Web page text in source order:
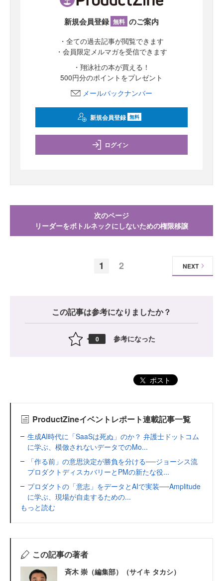
新規会員登録 無料 のご案内
・全ての過去記事が閲覧できます
・会員限定メルマガを受信できます
・翔泳社の本が買える！
500円分のポイントをプレゼント
メールバックナンバー
新規会員登録 無料
ログイン
次のページ
リーダーをボトルネックにしないための権限移譲
1 2 NEXT
この記事は参考になりましたか？
0 参考になった
ポスト
ProductZineイベントレポート連載記事一覧
生成AI時代に「SaaSは死ぬ」のか？ 弁護士ドットコム
に学ぶ、模倣されないデータでのMo...
「作る前」の意思決定が勝負を分ける──ジョーシス流
プロダクトディスカバリーとPMの新たな役...
プロダクトの「意志」をデータとAIで実装──Amplitude
に学ぶ、現場が自走するための...
もっと読む
この記事の著者
斉木 崇（編集部）（サイキ タカシ）